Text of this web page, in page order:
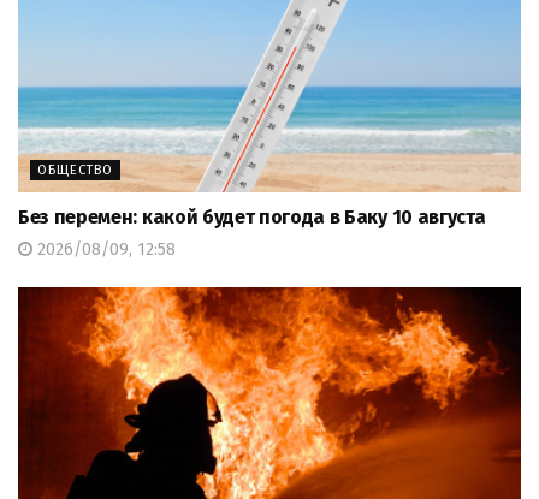
ОБЩЕСТВО
Без перемен: какой будет погода в Баку 10 августа
2026/08/09, 12:58